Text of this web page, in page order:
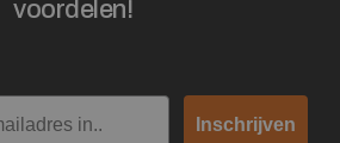
voordelen!
Inschrijven